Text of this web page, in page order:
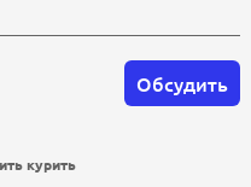
Обсудить
курить